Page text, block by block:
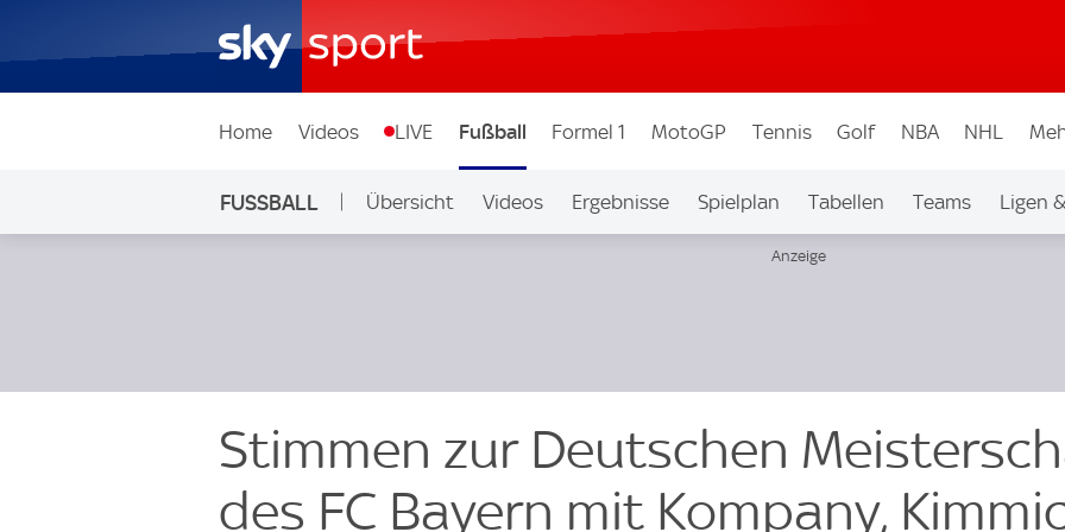
Home Videos LIVE Fußball Formel 1 MotoGP Tennis Golf NBA NHL
FUSSBALL Übersicht Videos Ergebnisse Spielplan Tabellen Teams Ligen
Stimmen zur Deutschen
des FC Bayern mit Kompany,